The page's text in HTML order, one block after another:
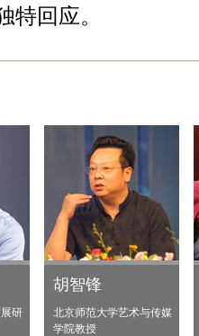
特回应。
研
胡智锋
北京师范大学艺术与传媒
学院教授